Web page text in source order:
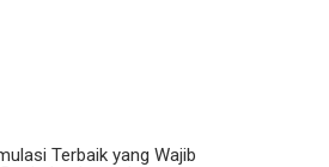
Terbaik yang Wajib